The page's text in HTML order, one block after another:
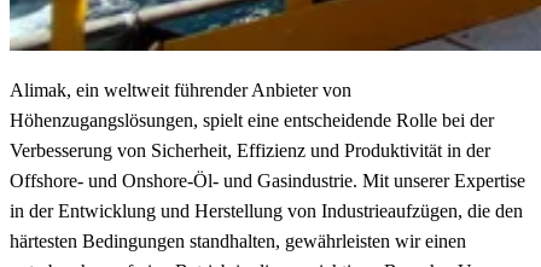
Alimak, ein weltweit führender Anbieter von
Höhenzugangslösungen, spielt eine entscheidende Rolle bei der
Verbesserung von Sicherheit, Effizienz und Produktivität in der
Offshore- und Onshore-Öl- und Gasindustrie. Mit unserer Expertise
in der Entwicklung und Herstellung von Industrieaufzügen, die den
härtesten Bedingungen standhalten, gewährleisten wir einen